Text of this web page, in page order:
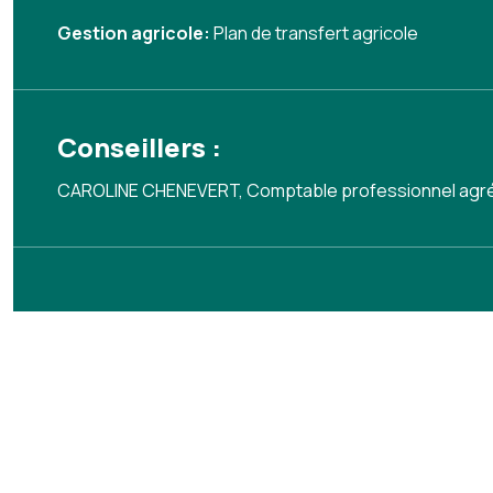
Gestion agricole: Plan de transfert agricole
Conseillers :
CAROLINE CHENEVERT, Comptable professionnel